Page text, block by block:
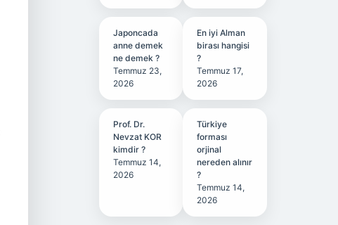
Japoncada
anne demek
ne demek ?
Temmuz 23,
2026
En iyi Alman
birası hangisi
?
Temmuz 17,
2026
Prof. Dr.
Nevzat KOR
kimdir ?
Temmuz 14,
2026
Türkiye
forması
orjinal
nereden alınır
?
Temmuz 14,
2026